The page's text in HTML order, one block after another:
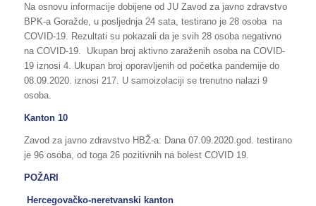
Na osnovu informacije dobijene od JU Zavod za javno zdravstvo
BPK-a Goražde, u posljednja 24 sata, testirano je 28 osoba na
COVID-19. Rezultati su pokazali da je svih 28 osoba negativno
na COVID-19. Ukupan broj aktivno zaraženih osoba na COVID-
19 iznosi 4. Ukupan broj oporavljenih od početka pandemije do
08.09.2020. iznosi 217. U samoizolaciji se trenutno nalazi 9
osoba.
Kanton 10
Zavod za javno zdravstvo HBŽ-a: Dana 07.09.2020.god. testirano
je 96 osoba, od toga 26 pozitivnih na bolest COVID 19.
POŽARI
Hercegovačko-neretvanski kanton